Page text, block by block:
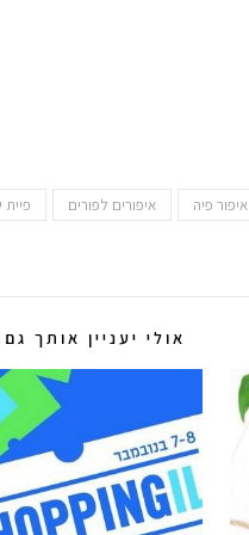
איפור פיה איפורים לפורים פיית
אולי יעניין אותך